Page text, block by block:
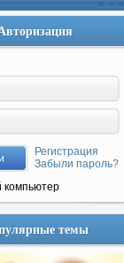
Регистрация
Забыли пароль?
компьютер
темы